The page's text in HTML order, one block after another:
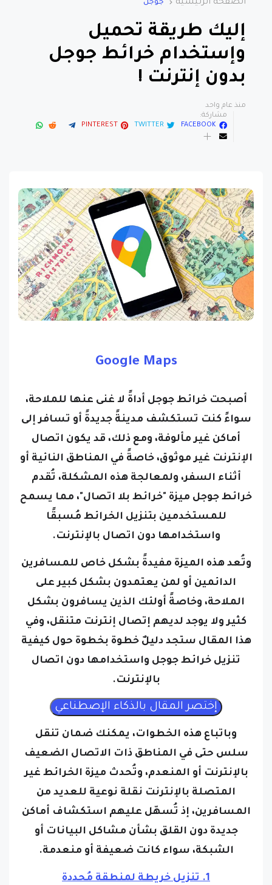
الصفحة الرئيسية جوجل
إليك طريقة تحميل
وإستخدام خرائط جوجل
بدون إنترنت !
منذ عام واحد
مشاركة:
FACEBOOK
TWITTER
PINTEREST
Google Maps
أصبحت خرائط جوجل أداةً لا غنى عنها للملاحة،
سواءً كنت تستكشف مدينةً جديدةً أو تسافر إلى
أماكن غير مألوفة، ومع ذلك، قد يكون اتصال
الإنترنت غير موثوق، خاصةً في المناطق النائية أو
أثناء السفر، ولمعالجة هذه المشكلة، تُقدم
خرائط جوجل ميزة "خرائط بلا اتصال"، مما يسمح
للمستخدمين بتنزيل الخرائط مُسبقًا
واستخدامها دون اتصال بالإنترنت.
وتُعد هذه الميزة مفيدةً بشكل خاص للمسافرين
الدائمين أو لمن يعتمدون بشكل كبير على
الملاحة، وخاصةً أولئك الذين يسافرون بشكل
كثير ولا يوجد لديهم إتصال إنترنت متنقل، وفي
هذا المقال ستجد دليلٌ خطوة بخطوة حول كيفية
تنزيل خرائط جوجل واستخدامها دون اتصال
بالإنترنت.
وباتباع هذه الخطوات، يمكنك ضمان تنقل
سلس حتى في المناطق ذات الاتصال الضعيف
بالإنترنت أو المنعدم، وتُحدث ميزة الخرائط غير
المتصلة بالإنترنت نقلة نوعية للعديد من
المسافرين، إذ تُسهّل عليهم استكشاف أماكن
جديدة دون القلق بشأن مشاكل البيانات أو
الشبكة، سواء كانت ضعيفة أو منعدمة.
1. تنزيل خريطة لمنطقة مُحددة